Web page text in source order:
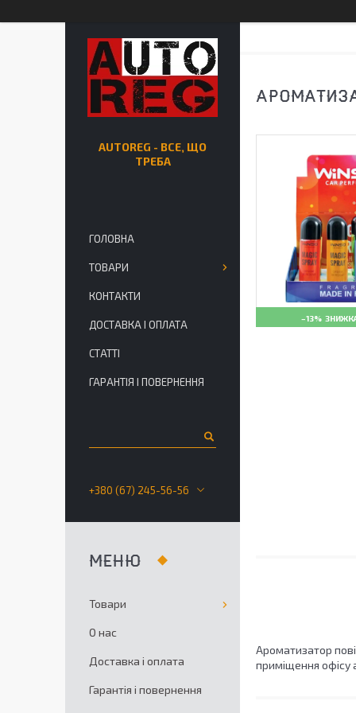
–13%
Ароматизатор
приміщення офісу
AUTOREG - ВСЕ, ЩО
ТРЕБА
ГОЛОВНА
ТОВАРИ
КОНТАКТИ
ДОСТАВКА І ОПЛАТА
СТАТТІ
ГАРАНТІЯ І ПОВЕРНЕННЯ
+380 (67) 245-56-56
Товари
О нас
Доставка і оплата
Гарантія і повернення